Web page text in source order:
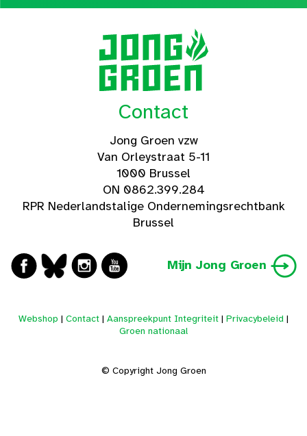
Contact
Jong Groen vzw
Van Orleystraat 5-11
1000 Brussel
ON 0862.399.284
RPR Nederlandstalige Ondernemingsrechtbank
Brussel
Mijn Jong Groen
Webshop | Contact | Aanspreekpunt Integriteit | Privacybeleid |
Groen nationaal
© Copyright Jong Groen